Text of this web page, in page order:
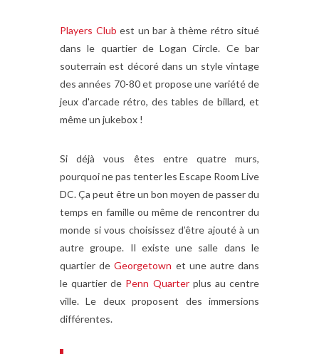
Players Club est un bar à thème rétro situé
dans le quartier de Logan Circle. Ce bar
souterrain est décoré dans un style vintage
des années 70-80 et propose une variété de
jeux d'arcade rétro, des tables de billard, et
même un jukebox !
Si déjà vous êtes entre quatre murs,
pourquoi ne pas tenter les Escape Room Live
DC. Ça peut être un bon moyen de passer du
temps en famille ou même de rencontrer du
monde si vous choisissez d’être ajouté à un
autre groupe. Il existe une salle dans le
quartier deGeorgetown et une autre dans
le quartier de Penn Quarterplus au centre
ville. Le deux proposent des immersions
différentes.